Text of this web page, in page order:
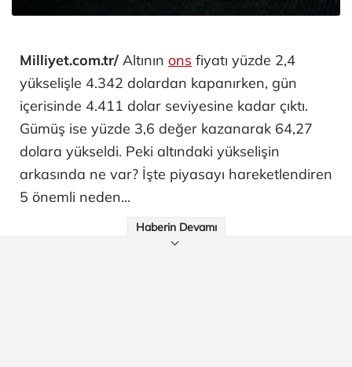
Milliyet.com.tr/ Altının ons fiyatı yüzde 2,4
yükselişle 4.342 dolardan kapanırken, gün
içerisinde 4.411 dolar seviyesine kadar çıktı.
Gümüş ise yüzde 3,6 değer kazanarak 64,27
dolara yükseldi. Peki altındaki yükselişin
arkasında ne var? İşte piyasayı hareketlendiren
5 önemli neden...
Haberin Devamı